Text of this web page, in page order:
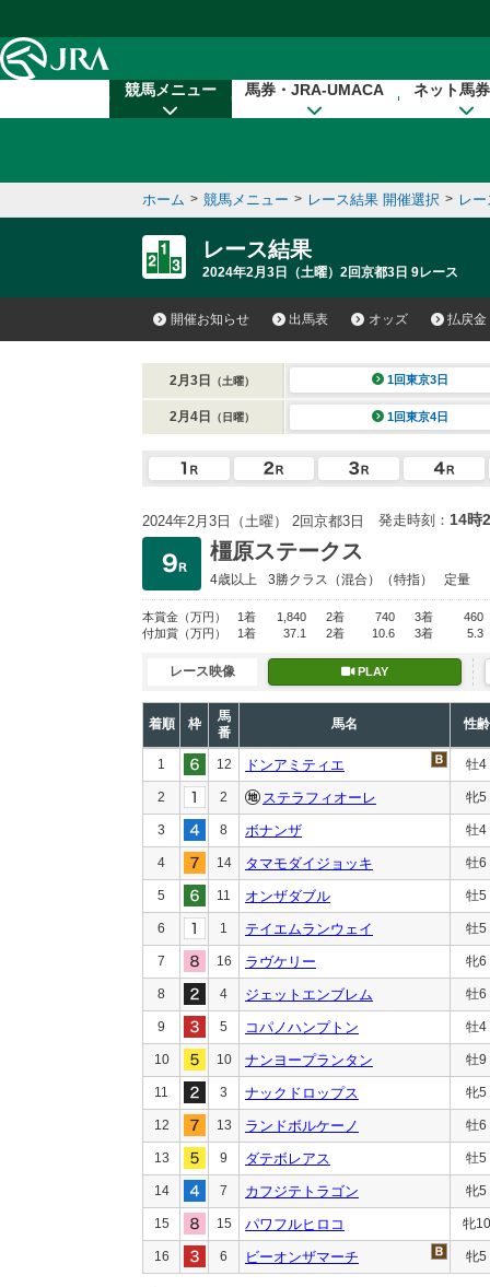
競馬メニュー 馬券・JRA-UMACA ネット馬
ホーム > 競馬メニュー > レース結果 開催選択 > レ
レース結果
2024年2月3日（土曜）2回京都3日 9レース
開催お知らせ 出馬表 オッズ 払戻金
2月3日 （土曜） 1回東京3日
2月4日 （日曜） 1回東京4日
2024年2月3日（土曜） 2回京都3日 発走時刻： 14時
橿原ステークス
4歳以上 3勝クラス （混合）（特指） 定量
本賞金 （万円） 1着 1,840 2着 740 3着
460
付加賞 （万円） 1着 37.1 2着 10.6 3着 5.3
レース映像 PLAY
着順 枠
馬
番
馬名 性齢
1 12 ドンアミティエ 牡4
2 2 ステラフィオーレ 牝5
3 8 ボナンザ 牡4
4 14 タマモダイジョッキ 牡6
5 11 オンザダブル 牡5
6 1 テイエムランウェイ 牡5
7 16 ラヴケリー 牝6
8 4 ジェットエンブレム 牡6
9 5 コパノハンプトン 牡4
10 10 ナンヨープランタン 牡9
11 3 ナックドロップス 牝5
12 13 ランドボルケーノ 牡6
13 9 ダテボレアス 牡5
14 7 カフジテトラゴン 牝5
15 15 パワフルヒロコ 牝10
16 6 ビーオンザマーチ 牝5